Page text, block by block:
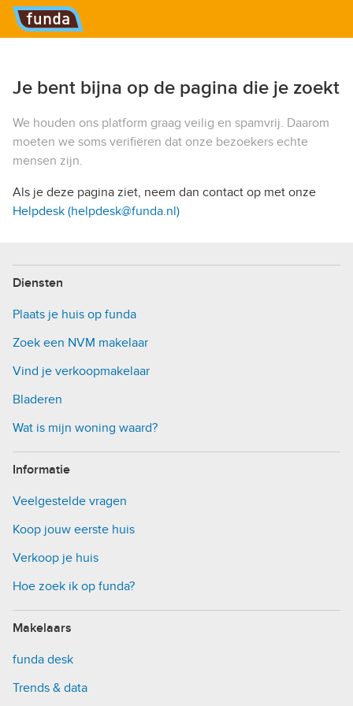
Hoofdmenu
Je bent bijna op de pagina die je zoekt
We houden ons platform graag veilig en spamvrij. Daarom
moeten we soms verifiëren dat onze bezoekers echte
mensen zijn.
Als je deze pagina ziet, neem dan contact op met onze
Helpdesk (helpdesk@funda.nl)
Diensten
Plaats je huis op funda
Zoek een NVM makelaar
Vind je verkoopmakelaar
Bladeren
Wat is mijn woning waard?
Informatie
Veelgestelde vragen
Koop jouw eerste huis
Verkoop je huis
Hoe zoek ik op funda?
Makelaars
funda desk
Trends & data